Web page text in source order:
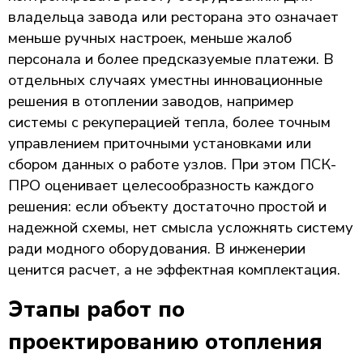
владельца завода или ресторана это означает
меньше ручных настроек, меньше жалоб
персонала и более предсказуемые платежи. В
отдельных случаях уместны инновационные
решения в отоплении заводов, например
системы с рекуперацией тепла, более точным
управлением приточными установками или
сбором данных о работе узлов. При этом ПСК-
ПРО оценивает целесообразность каждого
решения: если объекту достаточно простой и
надежной схемы, нет смысла усложнять систему
ради модного оборудования. В инженерии
ценится расчет, а не эффектная комплектация.
Этапы работ по
проектированию отопления